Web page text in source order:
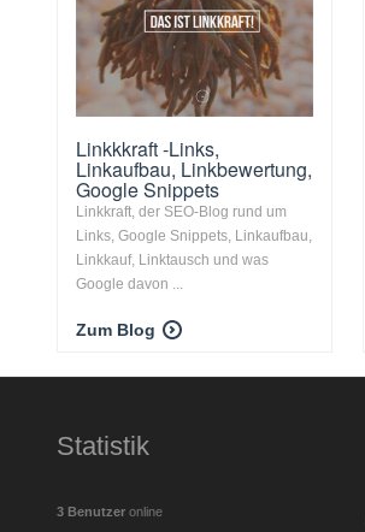
Linkkkraft -Links,
Linkaufbau, Linkbewertung,
Google Snippets
Linkkraft, der SEO-Blog rund um
Links, Google Snippets, Linkaufbau,
Linkkauf, Linktausch und was
Google davon ...
Zum Blog
Statistik
3 Benutzer online